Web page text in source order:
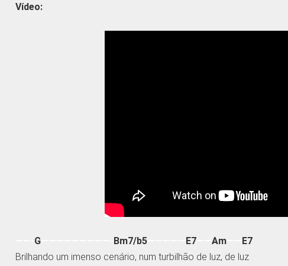
Vídeo:
G Bm7/b5 E7 ——Am
E7
Brilhando um imenso cenário, num turbilhão de luz, de luz